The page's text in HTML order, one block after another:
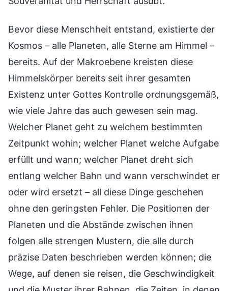
Bevor diese Menschheit entstand, existierte der
Kosmos – alle Planeten, alle Sterne am Himmel –
bereits. Auf der Makroebene kreisten diese
Himmelskörper bereits seit ihrer gesamten
Existenz unter Gottes Kontrolle ordnungsgemäß,
wie viele Jahre das auch gewesen sein mag.
Welcher Planet geht zu welchem ​​bestimmten
Zeitpunkt wohin; welcher Planet welche Aufgabe
erfüllt und wann; welcher Planet dreht sich
entlang welcher Bahn und wann verschwindet er
oder wird ersetzt – all diese Dinge geschehen
ohne den geringsten Fehler. Die Positionen der
Planeten und die Abstände zwischen ihnen
folgen alle strengen Mustern, die alle durch
präzise Daten beschrieben werden können; die
Wege, auf denen sie reisen, die Geschwindigkeit